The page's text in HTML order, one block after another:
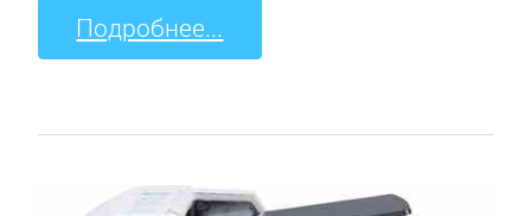
Подробнее...